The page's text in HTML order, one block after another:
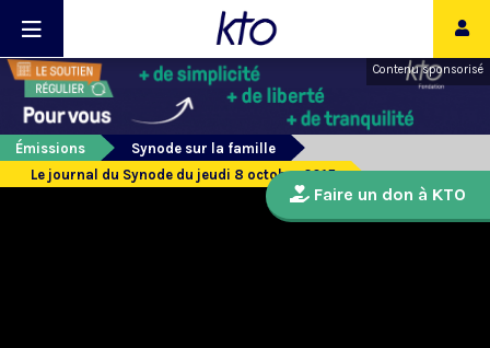
Contenu sponsorisé
Émissions
Synode sur la famille
Le journal du Synode du jeudi 8 octobre 2015
Faire un don à KTO